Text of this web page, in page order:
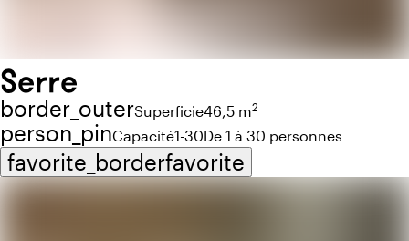
Serre
border_outerSuperficie46,5 m2
person_pinCapacité1-30De 1 à 30 personnes
favorite_borderfavorite